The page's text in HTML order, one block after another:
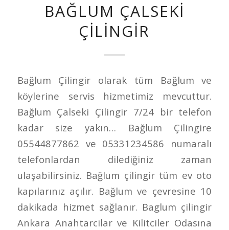
BAĞLUM ÇALSEKI
ÇILINGIR
Bağlum Çilingir olarak tüm Bağlum ve
köylerine servis hizmetimiz mevcuttur.
Bağlum Çalseki Çilingir 7/24 bir telefon
kadar size yakın… Bağlum Çilingire
05544877862 ve 05331234586 numaralı
telefonlardan dilediğiniz zaman
ulaşabilirsiniz. Bağlum çilingir tüm ev oto
kapılarınız açılır. Bağlum ve çevresine 10
dakikada hizmet sağlanır. Baglum çilingir
Ankara Anahtarcilar ve Kilitciler Odasına